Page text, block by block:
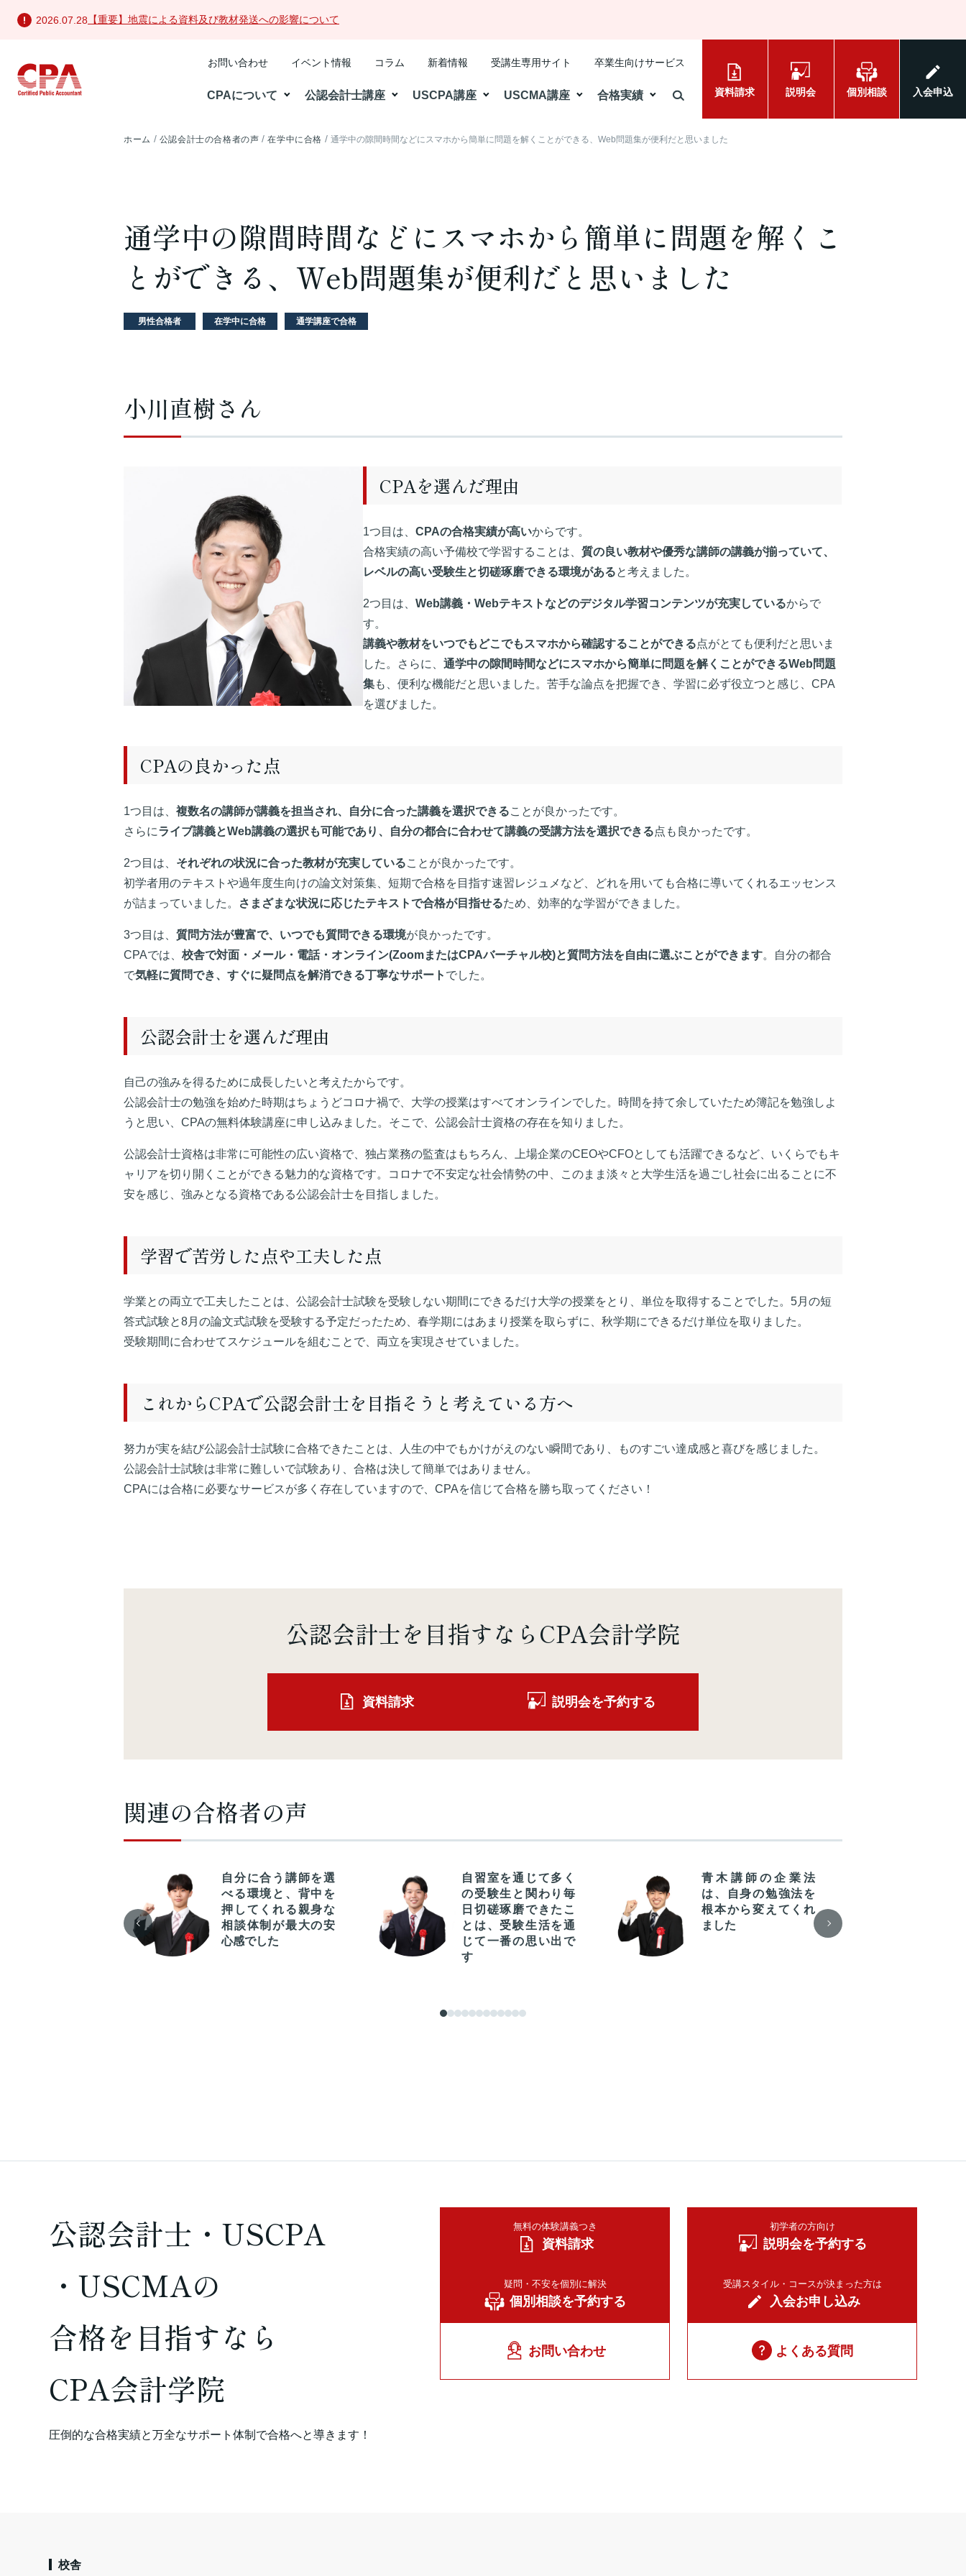
2026.07.28 【重要】地震による資料及び教材発送への影響について
CPAについて 公認会計士講座 USCPA講座 USCMA講座 合格実績
お問い合わせ イベント情報 コラム 新着情報 受講生専用サイト 卒業生向けサービス
資料請求 説明会 個別相談 入会申込
ホーム 公認会計士の合格者の声 在学中に合格 通学中の隙間時間などにスマホから簡単に問題を解くことができる、Web問題集が便利だと思いました
通学中の隙間時間などにスマホから簡単に問題を解くこ
とができる、Web問題集が便利だと思いました
男性合格者 在学中に合格 通学講座で合格
小川直樹さん
CPAを選んだ理由
1つ目は、 CPAの合格実績が高いからです。
合格実績の高い予備校で学習することは、 質の良い教材や優秀な講師の講義が揃っていて、
レベルの高い受験生と切磋琢磨できる環境があると考えました。
2つ目は、 Web講義・Webテキストなどのデジタル学習コンテンツが充実しているからで
す。
講義や教材をいつでもどこでもスマホから確認することができる点がとても便利だと思いま
した。さらに、 通学中の隙間時間などにスマホから簡単に問題を解くことができるWeb問題
集も、便利な機能だと思いました。苦手な論点を把握でき、学習に必ず役立つと感じ、CPA
を選びました。
CPAの良かった点
1つ目は、 複数名の講師が講義を担当され、自分に合った講義を選択できることが良かったです。
さらにライブ講義とWeb講義の選択も可能であり、自分の都合に合わせて講義の受講方法を選択できる点も良かったです。
2つ目は、 それぞれの状況に合った教材が充実していることが良かったです。
初学者用のテキストや過年度生向けの論文対策集、短期で合格を目指す速習レジュメなど、どれを用いても合格に導いてくれるエッセンス
が詰まっていました。
さまざまな状況に応じたテキストで合格が目指せるため、効率的な学習ができました。
3つ目は、 質問方法が豊富で、いつでも質問できる環境が良かったです。
CPAでは、 校舎で対面・メール・電話・オンライン(ZoomまたはCPAバーチャル校)と質問方法を自由に選ぶことができます。自分の都合
で気軽に質問でき、すぐに疑問点を解消できる丁寧なサポート でした。
公認会計士を選んだ理由
自己の強みを得るために成長したいと考えたからです。
公認会計士の勉強を始めた時期はちょうどコロナ禍で、大学の授業はすべてオンラインでした。時間を持て余していたため簿記を勉強しよ
うと思い、CPAの無料体験講座に申し込みました。そこで、公認会計士資格の存在を知りました。
公認会計士資格は非常に可能性の広い資格で、独占業務の監査はもちろん、上場企業のCEOやCFOとしても活躍できるなど、いくらでもキ
ャリアを切り開くことができる魅力的な資格です。コロナで不安定な社会情勢の中、このまま淡々と大学生活を過ごし社会に出ることに不
安を感じ、強みとなる資格である公認会計士を目指しました。
学習で苦労した点や工夫した点
学業との両立で工夫したことは、公認会計士試験を受験しない期間にできるだけ大学の授業をとり、単位を取得することでした。5月の短
答式試験と8月の論文式試験を受験する予定だったため、春学期にはあまり授業を取らずに、秋学期にできるだけ単位を取りました。
受験期間に合わせてスケジュールを組むことで、両立を実現させていました。
これからCPAで公認会計士を目指そうと考えている方へ
努力が実を結び公認会計士試験に合格できたことは、人生の中でもかけがえのない瞬間であり、ものすごい達成感と喜びを感じました。
公認会計士試験は非常に難しいで試験あり、合格は決して簡単ではありません。
CPAには合格に必要なサービスが多く存在していますので、CPAを信じて合格を勝ち取ってください！
公認会計士を 目指すならCPA会計学院
資料請求 説明会を予約する
関連の合格者の声
自分に合う講師を選
べる環境と、背中を
押してくれる親身な
相談体制が最大の安
心感でした
自習室を通じて多く
の受験生と関わり毎
日切磋琢磨できたこ
とは、受験生活を通
じて一番の思い出で
す
青木講師の企業法
は、自身の勉強法を
根本から変えてくれ
ました
公認会計士・USCPA
・USCMAの
合格を 目指すなら
CPA会計学院
圧倒的な合格実績と万全なサポート体制で合格へと導きます！
無料の体験講義つき
資料請求
初学者の方向け
説明会を予約する
疑問・不安を個別に解決
個別相談を予約する
受講スタイル・コースが決まった方は
入会お申し込み
お問い合わせ よくある質問
校舎